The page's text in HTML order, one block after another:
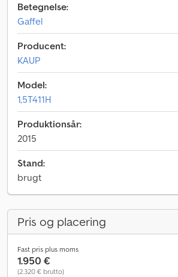
Betegnelse:
Gaffel
Producent:
KAUP
Model:
1,5T411H
Produktionsår:
2015
Stand:
brugt
Pris og placering
Fast pris plus moms
1.950 €
(2.320 € brutto)